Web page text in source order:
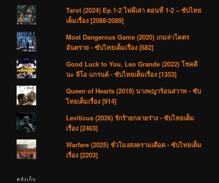
Tarot (2024) Ep.1-2 ไพ่ผีเล่า ตอนที่ 1-2 – ซับไทย
เต็มเรื่อง [2088-2089]
Most Dangerous Game (2020) เกมล่าโคตร
อันตราย - ซับไทยเต็มเรื่อง [682]
Good Luck to You, Leo Grande (2022) โชคดี
นะ ลีโอ แกรนด์ - ซับไทยเต็มเรื่อง [1353]
Queen of Hearts (2019) นางพญาร้อนสวาท - ซับ
ไทยเต็มเรื่อง [914]
Leviticus (2026) รักร้ายกลายร่าง - ซับไทยเต็ม
เรื่อง [2463]
Warfare (2025) ชั่วโมงสงครามเดือด - ซับไทยเต็ม
เรื่อง [2203]
คลังเก็บ